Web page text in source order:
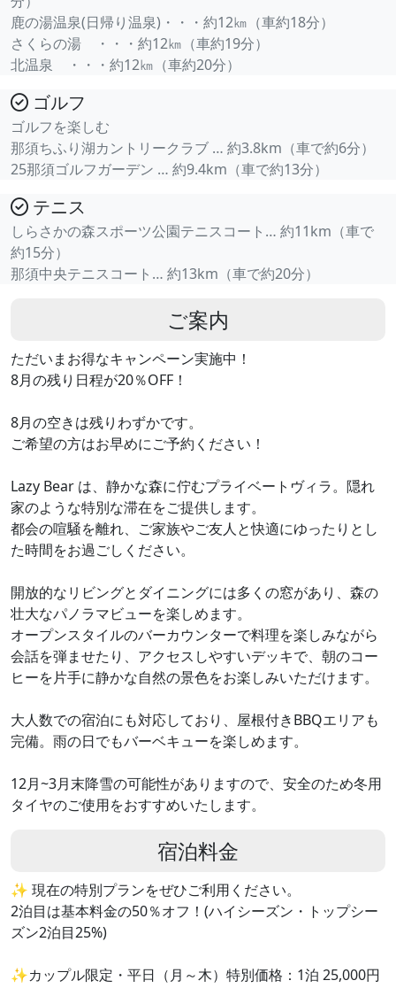
鹿の湯温泉(日帰り温泉)・・・約12㎞（車約18分）
さくらの湯 ・・・約12㎞（車約19分）
北温泉 ・・・約12㎞（車約20分）
ゴルフ
ゴルフを楽しむ
那須ちふり湖カントリークラブ … 約3.8km（車で約6分）
25那須ゴルフガーデン … 約9.4km（車で約13分）
テニス
しらさかの森スポーツ公園テニスコート… 約11km（車で
約15分）
那須中央テニスコート… 約13km（車で約20分）
ご案内
ただいまお得なキャンペーン実施中！
8月の残り日程が20％OFF！
8月の空きは残りわずかです。
ご希望の方はお早めにご予約ください！
Lazy Bear は、静かな森に佇むプライベートヴィラ。隠れ
家のような特別な滞在をご提供します。
都会の喧騒を離れ、ご家族やご友人と快適にゆったりとし
た時間をお過ごしください。
開放的なリビングとダイニングには多くの窓があり、森の
壮大なパノラマビューを楽しめます。
オープンスタイルのバーカウンターで料理を楽しみながら
会話を弾ませたり、アクセスしやすいデッキで、朝のコー
ヒーを片手に静かな自然の景色をお楽しみいただけます。
大人数での宿泊にも対応しており、屋根付きBBQエリアも
完備。雨の日でもバーベキューを楽しめます。
12月~3月末降雪の可能性がありますので、安全のため冬用
タイヤのご使用をおすすめいたします。
宿泊料金
✨ 現在の特別プランをぜひご利用ください。
2泊目は基本料金の50％オフ！(ハイシーズン・トップシー
ズン2泊目25%)
✨カップル限定・平日（月～木）特別価格：1泊 25,000円